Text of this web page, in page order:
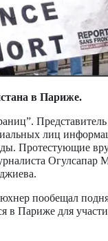
в Париже.
лиц
Протестующие
Огулсапар
пообещал
в Париже для